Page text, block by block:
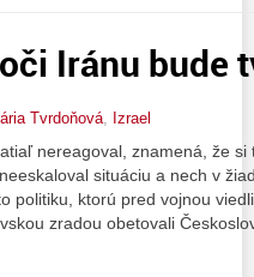
Iránu bude
Tvrdoňová Izrael
nereagoval, znamená, že
situáciu a nech v
politiku, ktorú pred vojnou
zradou obetovali